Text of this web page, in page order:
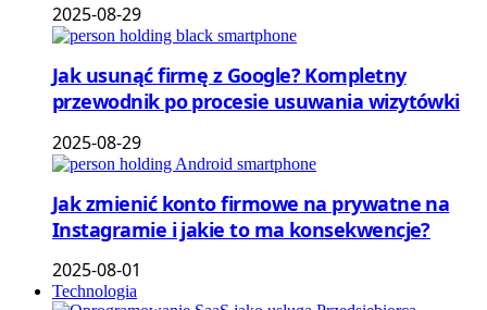
2025-08-29
Jak usunąć firmę z Google? Kompletny
przewodnik po procesie usuwania wizytówki
2025-08-29
Jak zmienić konto firmowe na prywatne na
Instagramie i jakie to ma konsekwencje?
2025-08-01
Technologia